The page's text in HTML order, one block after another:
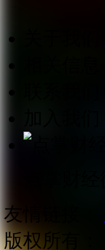
友情链接：
版权所有：